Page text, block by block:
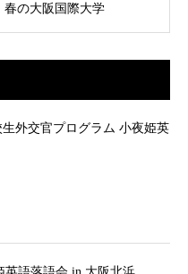
春の大阪国際大学
外交官プログラム 小夜姫英